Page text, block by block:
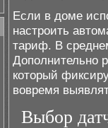
Если в доме
настроить
тариф. В
Дополнительно
который
вовремя
Выбор